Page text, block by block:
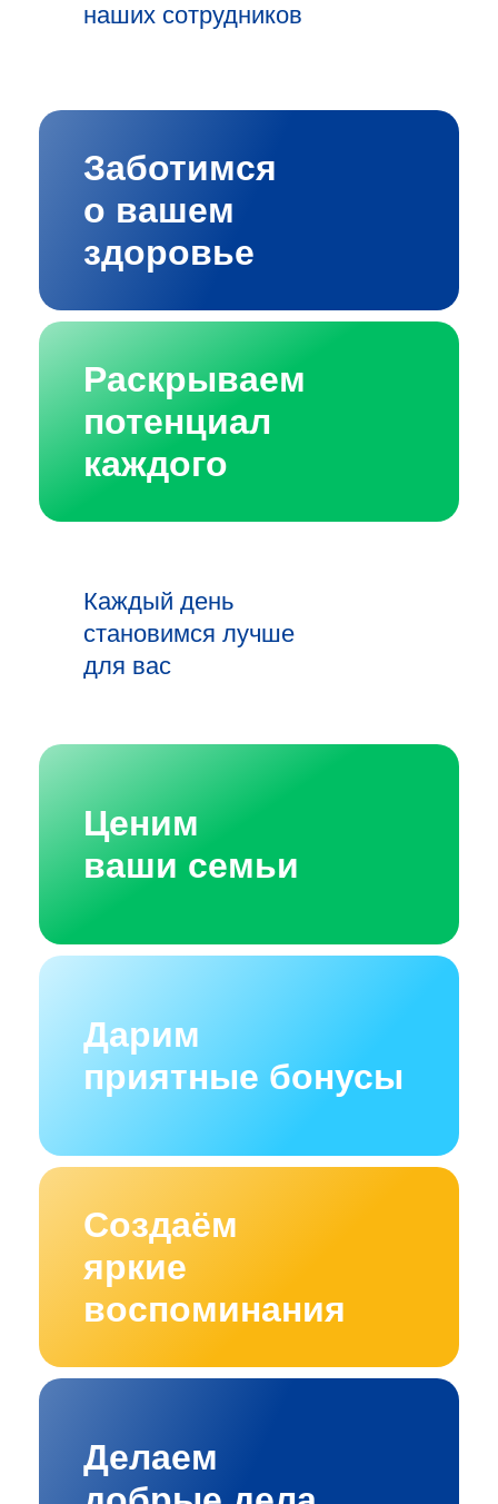
наших сотрудников
Заботимся
о вашем
здоровье
Раскрываем
потенциал
каждого
Каждый день
становимся лучше
для вас
Дарим
приятные бонусы
Ценим
ваши семьи
Создаём
яркие
воспоминания
Делаем